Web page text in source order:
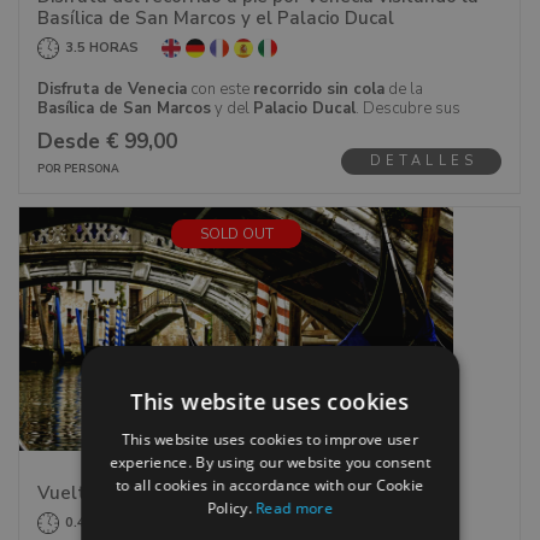
dos joyas que estás en laribera veneciana .
Basílica de San Marcos y el Palacio Ducal
3.5 HORAS
Disfruta de Venecia con este recorrido sin cola de la
Basílica de San Marcosy del Palacio Ducal. Descubre sus
recorrido a pie.
desde losapartamentos del Duxy elPuente de los
Suspiroshasta las salas institucionales y las cárceles y
detrás delPalacio Ducal, una de las iglesias más
importantes y uno de los símbolos más destacados, la
Basílica y la Plaza de San Marcos .
Desde € 99,00
POR PERSONA DETALLES
SOLD OUT
Vuelta en góndola por Venecia
0.4 HORAS
This website uses cookies
This website uses cookies to improve user
experience. By using our website you consent
to all cookies in accordance with our Cookie
Policy. Read more